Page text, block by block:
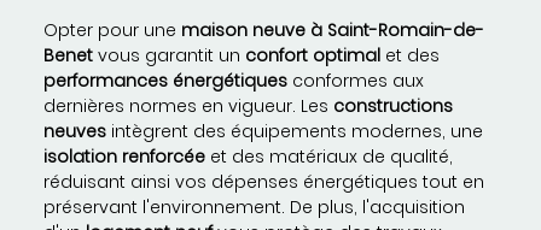
Opter pour une maison neuve à Saint-Romain-de-
Benet vous garantit un confort optimal et des
performances énergétiques conformes aux
dernières normes en vigueur. Les constructions
neuves intègrent des équipements modernes, une
isolation renforcée et des matériaux de qualité,
réduisant ainsi vos dépenses énergétiques tout en
préservant l'environnement. De plus, l'acquisition